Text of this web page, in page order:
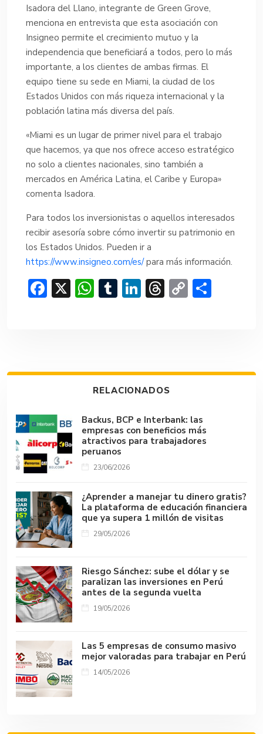
Isadora del Llano, integrante de Green Grove,
menciona en entrevista que esta asociación con
Insigneo permite el crecimiento mutuo y la
independencia que beneficiará a todos, pero lo más
importante, a los clientes de ambas firmas. El
equipo tiene su sede en Miami, la ciudad de los
Estados Unidos con más riqueza internacional y la
población latina más diversa del país.
«Miami es un lugar de primer nivel para el trabajo
que hacemos, ya que nos ofrece acceso estratégico
no solo a clientes nacionales, sino también a
mercados en América Latina, el Caribe y Europa»
comenta Isadora.
Para todos los inversionistas o aquellos interesados
recibir asesoría sobre cómo invertir su patrimonio en
los Estados Unidos. Pueden ir a
https://www.insigneo.com/es/para más información.
F
ok
X W
p
p
T Li T
s
C
n tir
RELACIONADOS
Backus, BCP e Interbank: las
empresas con beneficios más
atractivos para trabajadores
peruanos
23/06/2026
¿Aprender a manejar tu dinero gratis?
La plataforma de educación financiera
que ya supera 1 millón de visitas
29/05/2026
Riesgo Sánchez: sube el dólar y se
paralizan las inversiones en Perú
antes de la segunda vuelta
19/05/2026
Las 5 empresas de consumo masivo
mejor valoradas para trabajar en Perú
14/05/2026